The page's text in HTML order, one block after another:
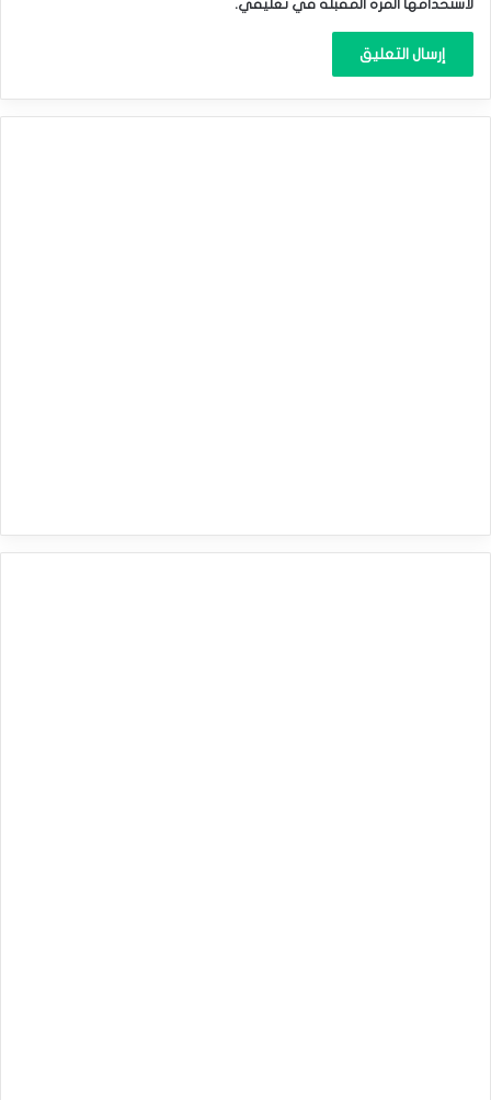
لاستخدامها المرة المقبلة في تعليقي.